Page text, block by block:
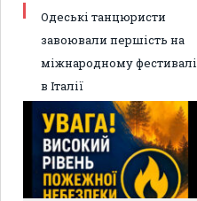
Одеські танцюристи
завоювали першість на
міжнародному фестивалі
в Італії